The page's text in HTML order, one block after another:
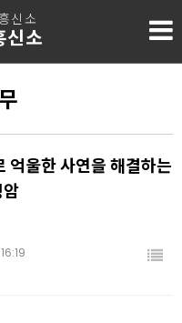
신소
신소
억울한 사연을 해결하는